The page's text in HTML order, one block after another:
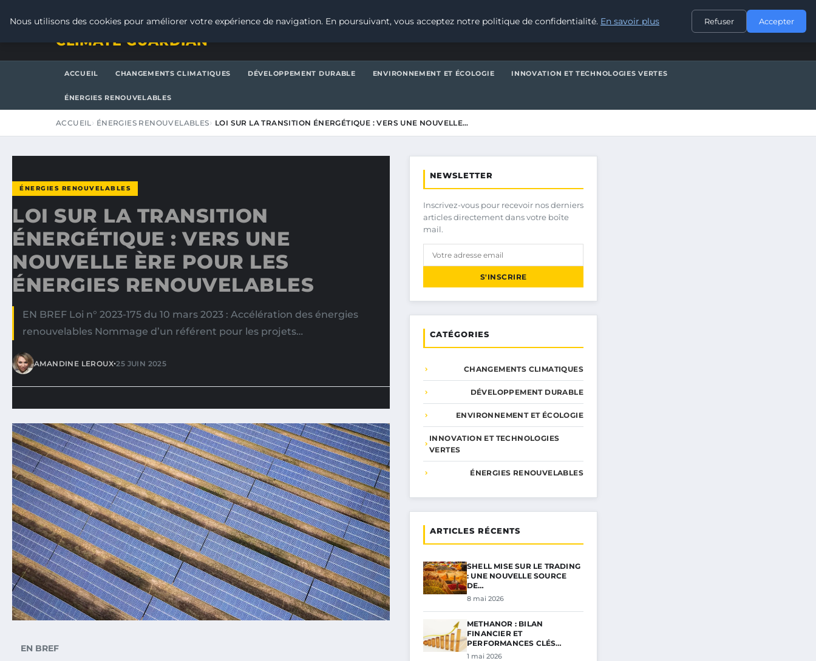
CONTACT
CLIMATE GUARDIAN
ACCUEIL CHANGEMENTS CLIMATIQUES DÉVELOPPEMENT DURABLE ENVIRONNEMENT ET ÉCOLOGIE INNOVATION ET TECHNOLOGIES VERTES
ÉNERGIES RENOUVELABLES
ACCUEIL ÉNERGIES RENOUVELABLES LOI SUR LA TRANSITION ÉNERGÉTIQUE : VERS UNE NOUVELLE…
ÉNERGIES RENOUVELABLES
LOI SUR LA TRANSITION
ÉNERGÉTIQUE : VERS UNE
NOUVELLE ÈRE POUR LES
ÉNERGIES RENOUVELABLES
EN BREF Loi n° 2023-175 du 10 mars 2023 : Accélération des énergies
renouvelables Nommage d’un référent pour les projets…
AMANDINE LEROUX•25 JUIN 2025
EN BREF
NEWSLETTER
Inscrivez-vous pour recevoir nos derniers
articles directement dans votre boîte
mail.
S'INSCRIRE
CATÉGORIES
CHANGEMENTS CLIMATIQUES
DÉVELOPPEMENT DURABLE
ENVIRONNEMENT ET ÉCOLOGIE
INNOVATION ET TECHNOLOGIES
VERTES
ÉNERGIES RENOUVELABLES
ARTICLES RÉCENTS
SHELL MISE SUR LE TRADING
: UNE NOUVELLE SOURCE
DE…
8 mai 2026
METHANOR : BILAN
FINANCIER ET
PERFORMANCES CLÉS
POUR…
1 mai 2026
Nous utilisons des cookies pour améliorer votre expérience de navigation. En poursuivant, vous acceptez notre politique de confidentialité. En savoir plus Refuser Accepter